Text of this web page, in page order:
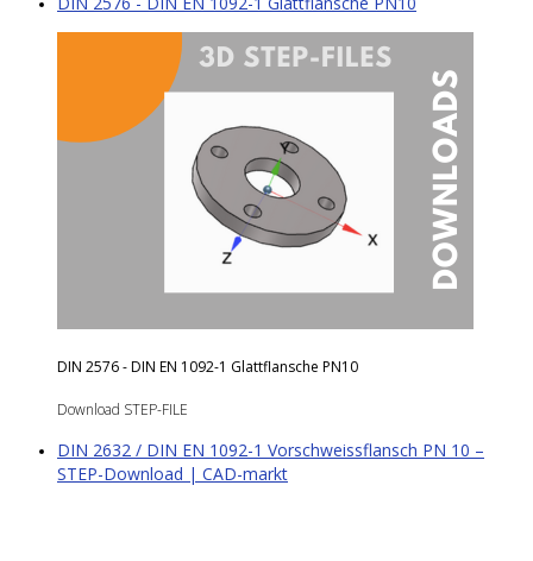
DIN 2576 - DIN EN 1092-1 Glattflansche PN10
Download STEP-FILE
DIN 2632 / DIN EN 1092-1 Vorschweissflansch PN 10 –
STEP-Download | CAD-markt